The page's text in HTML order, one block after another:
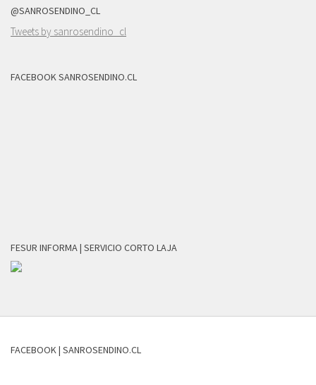
@SANROSENDINO_CL
Tweets by sanrosendino_cl
FACEBOOK SANROSENDINO.CL
FESUR INFORMA | SERVICIO CORTO LAJA
FACEBOOK | SANROSENDINO.CL